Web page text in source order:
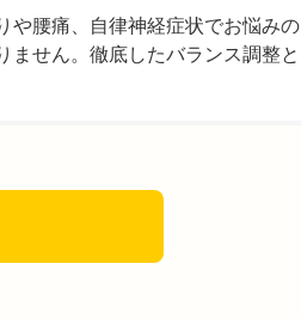
や腰痛、自律神経症状でお悩みの
ません。徹底したバランス調整と